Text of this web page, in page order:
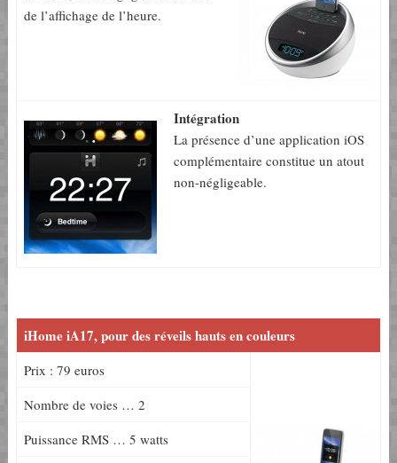
de l’affichage de l’heure.
Intégration
La présence d’une application iOS
complémentaire constitue un atout
non-négligeable.
iHome iA17, pour des réveils hauts en couleurs
Prix : 79 euros
Nombre de voies … 2
Puissance RMS … 5 watts